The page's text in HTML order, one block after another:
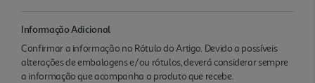
Informação Adicional
Confirmar a informação no Rótulo do Artigo. Devido a possíveis
alterações de embalagens e/ou rótulos, deverá considerar sempre
a informação que acompanha o produto que recebe.